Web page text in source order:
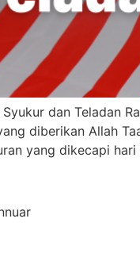
dan Teladan
diberikan Allah
yang dikecapi